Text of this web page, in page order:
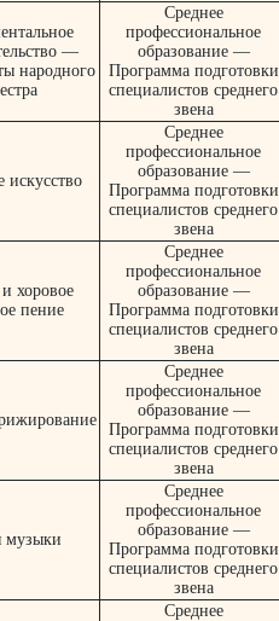
—
народного
Среднее
профессиональное
образование —
Программа подготовки
специалистов среднего
звена
искусство
Среднее
профессиональное
образование —
Программа подготовки
специалистов среднего
звена
хоровое
пение
Среднее
профессиональное
образование —
Программа подготовки
специалистов среднего
звена
Среднее
профессиональное
образование —
Программа подготовки
специалистов среднего
звена
музыки
Среднее
профессиональное
образование —
Программа подготовки
специалистов среднего
звена
Среднее